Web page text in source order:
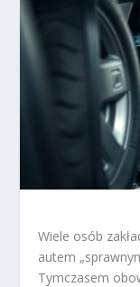
Wiele osób
autem
Tymczasem